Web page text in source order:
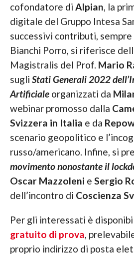
cofondatore di Alpian , la
digitale del Gruppo Intesa
successivi contributi,
Bianchi Porro, si riferisce
Magistralis del Prof. Mario
sugli Stati Generali 2022
Artificialeorganizzati da
webinar promosso dalla
Svizzera in Italia e da
scenario geopolitico e
russo/americano. Infine, si
movimento nonostante il
Oscar Mazzoleni e Sergio
dell’incontro di Coscienza
Per gli interessati è
gratuito di prova ,
proprio indirizzo di posta